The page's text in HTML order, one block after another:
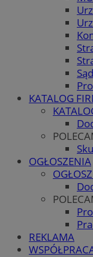
KATALOG
OGŁOSZENIA
REKLAMA